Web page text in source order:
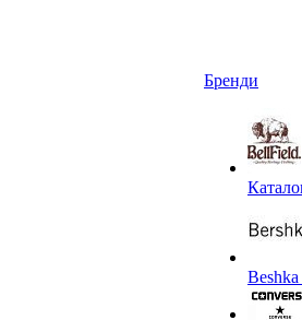
Бренди
Beshka